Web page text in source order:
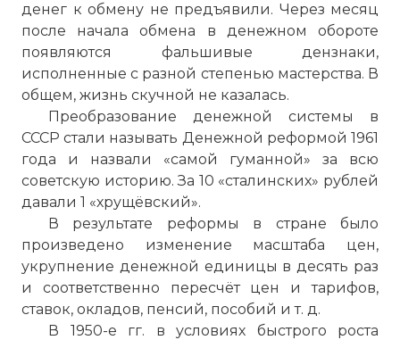
денег к обмену не предъявили. Через месяц
после начала обмена в денежном обороте
появляются фальшивые дензнаки,
исполненные с разной степенью мастерства. В
общем, жизнь скучной не казалась.
Преобразование денежной системы в
СССР стали называть Денежной реформой 1961
года и назвали «самой гуманной» за всю
советскую историю. За 10 «сталинских» рублей
давали 1 «хрущёвский».
В результате реформы в стране было
произведено изменение масштаба цен,
укрупнение денежной единицы в десять раз
и соответственно пересчёт цен и тарифов,
ставок, окладов, пенсий, пособий и т. д.
В 1950-е гг. в условиях быстрого роста